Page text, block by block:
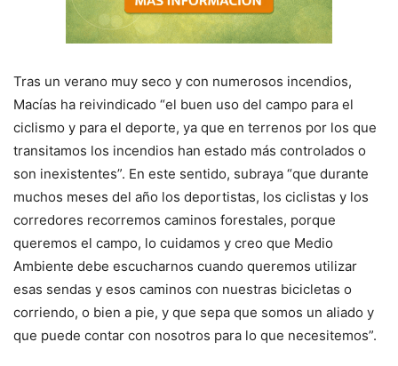
Tras un verano muy seco y con numerosos incendios,
Macías ha reivindicado “el buen uso del campo para el
ciclismo y para el deporte, ya que en terrenos por los que
transitamos los incendios han estado más controlados o
son inexistentes”. En este sentido, subraya “que durante
muchos meses del año los deportistas, los ciclistas y los
corredores recorremos caminos forestales, porque
queremos el campo, lo cuidamos y creo que Medio
Ambiente debe escucharnos cuando queremos utilizar
esas sendas y esos caminos con nuestras bicicletas o
corriendo, o bien a pie, y que sepa que somos un aliado y
que puede contar con nosotros para lo que necesitemos”.